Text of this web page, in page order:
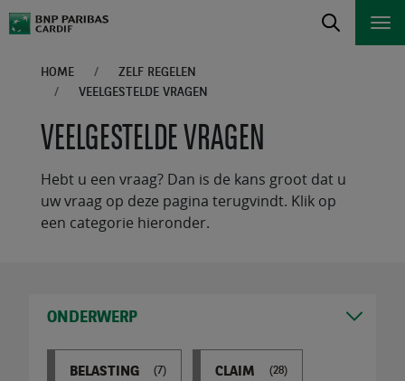
HOME
ZELF REGELEN
VEELGESTELDE VRAGEN
VEELGESTELDE VRAGEN
Hebt u een vraag? Dan is de kans groot dat u
uw vraag op deze pagina terugvindt. Klik op
een categorie hieronder.
ONDERWERP
BELASTING (7) CLAIM (28)